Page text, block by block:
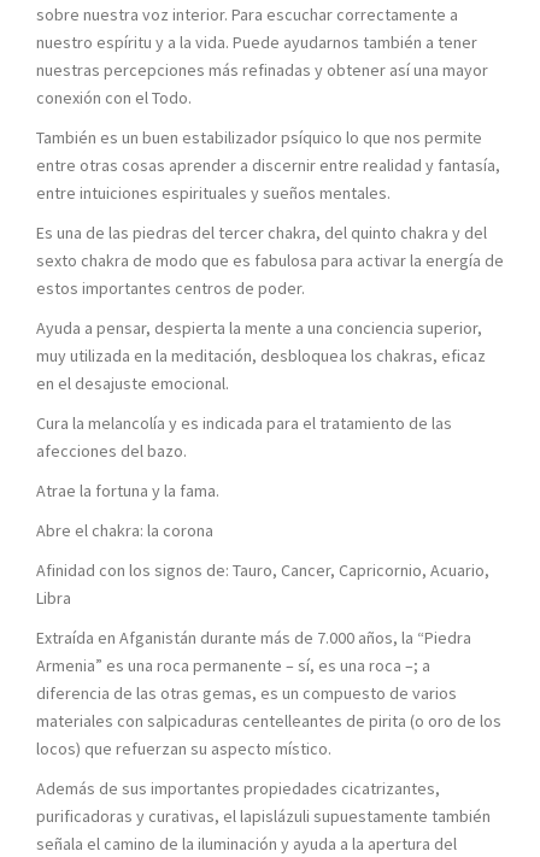
sobre nuestra voz interior. Para escuchar correctamente a
nuestro espíritu y a la vida. Puede ayudarnos también a tener
nuestras percepciones más refinadas y obtener así una mayor
conexión con el Todo.
También es un buen estabilizador psíquico lo que nos permite
entre otras cosas aprender a discernir entre realidad y fantasía,
entre intuiciones espirituales y sueños mentales.
Es una de las piedras del tercer chakra, del quinto chakra y del
sexto chakra de modo que es fabulosa para activar la energía de
estos importantes centros de poder.
Ayuda a pensar, despierta la mente a una conciencia superior,
muy utilizada en la meditación, desbloquea los chakras, eficaz
en el desajuste emocional.
Cura la melancolía y es indicada para el tratamiento de las
afecciones del bazo.
Atrae la fortuna y la fama.
Abre el chakra: la corona
Afinidad con los signos de: Tauro, Cancer, Capricornio, Acuario,
Libra
Extraída en Afganistán durante más de 7.000 años, la “Piedra
Armenia” es una roca permanente – sí, es una roca –; a
diferencia de las otras gemas, es un compuesto de varios
materiales con salpicaduras centelleantes de pirita (o oro de los
locos) que refuerzan su aspecto místico.
Además de sus importantes propiedades cicatrizantes,
purificadoras y curativas, el lapislázuli supuestamente también
señala el camino de la iluminación y ayuda a la apertura del